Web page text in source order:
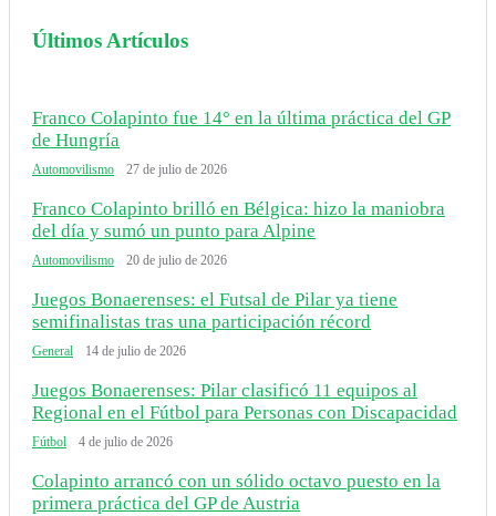
Últimos Artículos
Franco Colapinto fue 14° en la última práctica del GP
de Hungría
Automovilismo 27 de julio de 2026
Franco Colapinto brilló en Bélgica: hizo la maniobra
del día y sumó un punto para Alpine
Automovilismo 20 de julio de 2026
Juegos Bonaerenses: el Futsal de Pilar ya tiene
semifinalistas tras una participación récord
General 14 de julio de 2026
Juegos Bonaerenses: Pilar clasificó 11 equipos al
Regional en el Fútbol para Personas con Discapacidad
Fútbol 4 de julio de 2026
Colapinto arrancó con un sólido octavo puesto en la
primera práctica del GP de Austria